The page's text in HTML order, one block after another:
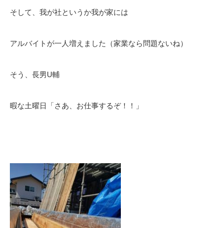
そして、我が社というか我が家には
アルバイトが一人増えました（家業なら問題ないね）
そう、長男U輔
暇な土曜日「さあ、お仕事するぞ！！」